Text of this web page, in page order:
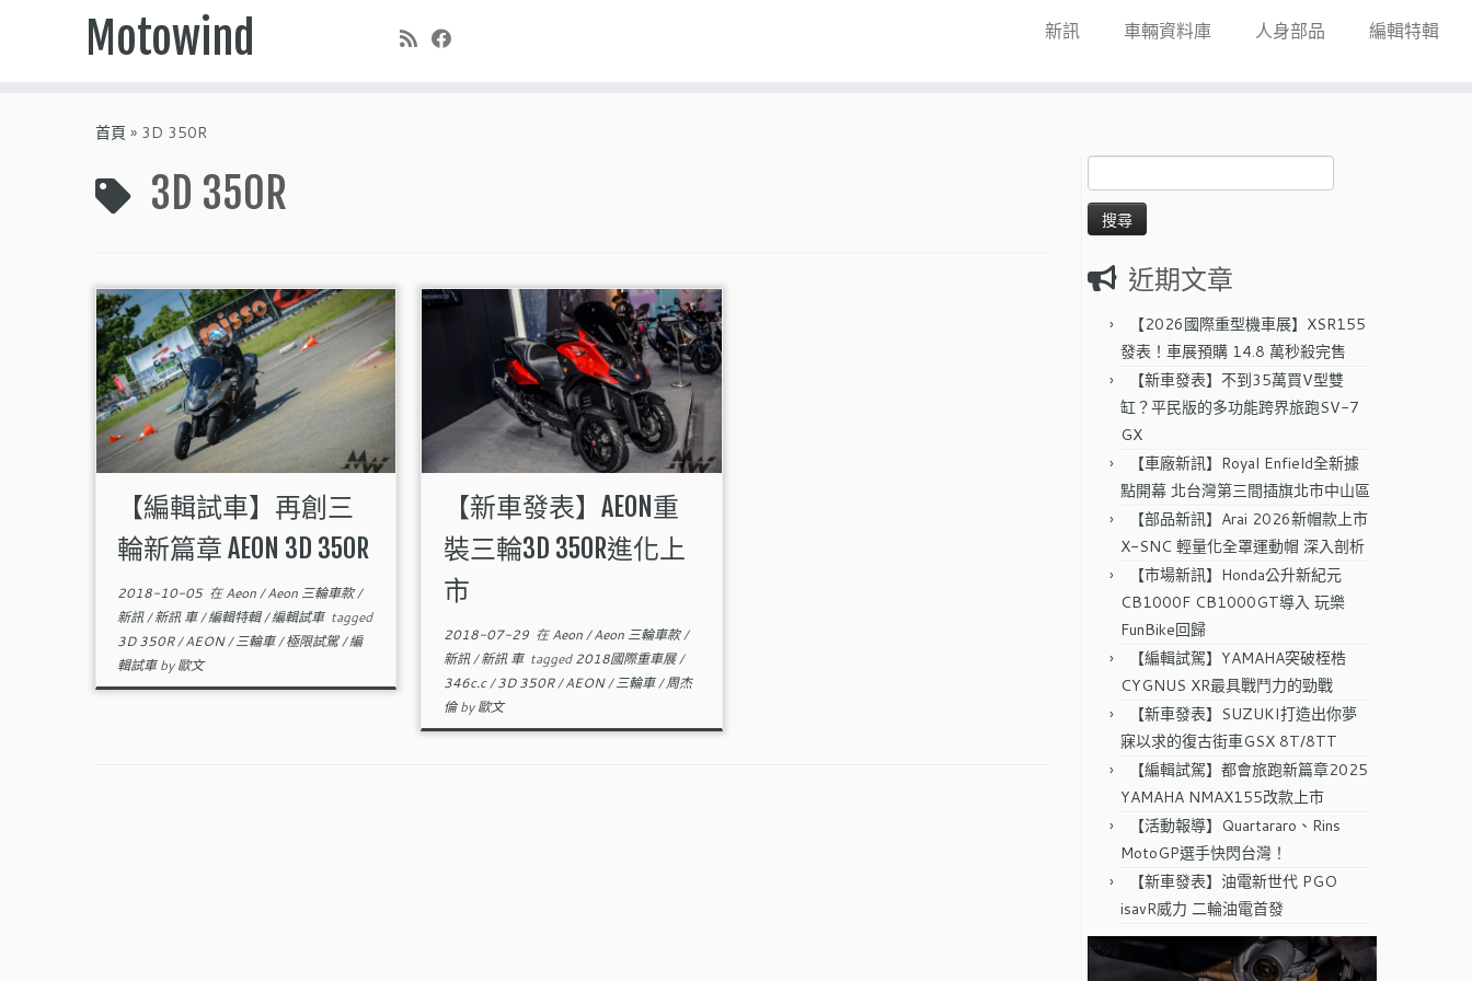
Motowind 新訊 車輛資料庫 人身部品 編輯特輯
首頁 » 3D 350R
3D 350R
【編輯試車】再創三
輪新篇章 AEON 3D 350R
2018-10-05在Aeon/Aeon 三輪車款/
新訊/新訊 車/編輯特輯/編輯試車 tagged
3D 350R/AEON/三輪車/極限試駕/編
輯試車by歐文
【新車發表】AEON重
裝三輪3D 350R進化上
市
2018-07-29在Aeon/Aeon 三輪車款/
新訊/新訊 車 tagged2018國際重車展/
346c.c/3D 350R/AEON/三輪車/周杰
倫by歐文
尋
鍵
近期文章
【2026國際重型機車展】XSR155
發表！車展預購 14.8 萬秒殺完售
【新車發表】不到35萬買V型雙
缸？平民版的多功能跨界旅跑SV-7
GX
【車廠新訊】Royal Enfield全新據
點開幕 北台灣第三間插旗北市中山區
【部品新訊】Arai 2026新帽款上市
X-SNC 輕量化全罩運動帽 深入剖析
【市場新訊】Honda公升新紀元
CB1000F CB1000GT導入 玩樂
FunBike回歸
【編輯試駕】YAMAHA突破桎梏
CYGNUS XR最具戰鬥力的勁戰
【新車發表】SUZUKI打造出你夢
寐以求的復古街車GSX 8T/8TT
【編輯試駕】都會旅跑新篇章2025
YAMAHA NMAX155改款上市
【活動報導】Quartararo、Rins
MotoGP選手快閃台灣！
【新車發表】油電新世代 PGO
isavR威力 二輪油電首發